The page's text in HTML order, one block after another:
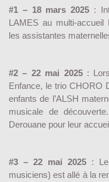
#1 – 18 mars 2025 :
LAMES au multi-accueil
les assistantes
#2 – 22 mai 2025: Lors
Enfance, le trio CHORO
enfants de l’ALSH
musicale de
Derouane pour leur
#3 – 22 mai 2025 :
musiciens) est allé à la